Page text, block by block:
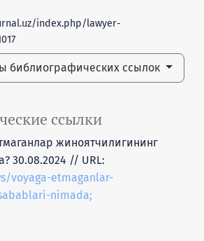
index.php/lawyer-
библиографических ссылок
ссылки
жиноятчилигининг
30.08.2024 // URL:
voyaga-etmaganlar-
nimada;